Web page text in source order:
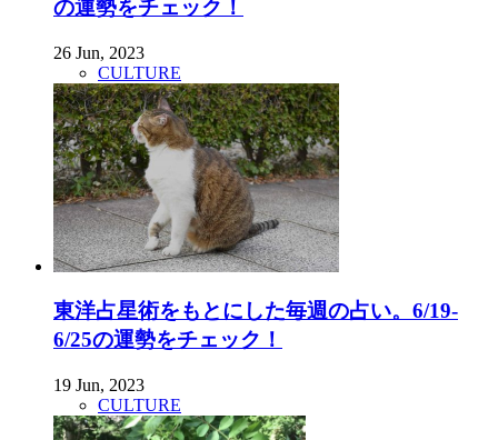
の運勢をチェック！
26 Jun, 2023
CULTURE
東洋占星術をもとにした毎週の占い。6/19-
6/25の運勢をチェック！
19 Jun, 2023
CULTURE